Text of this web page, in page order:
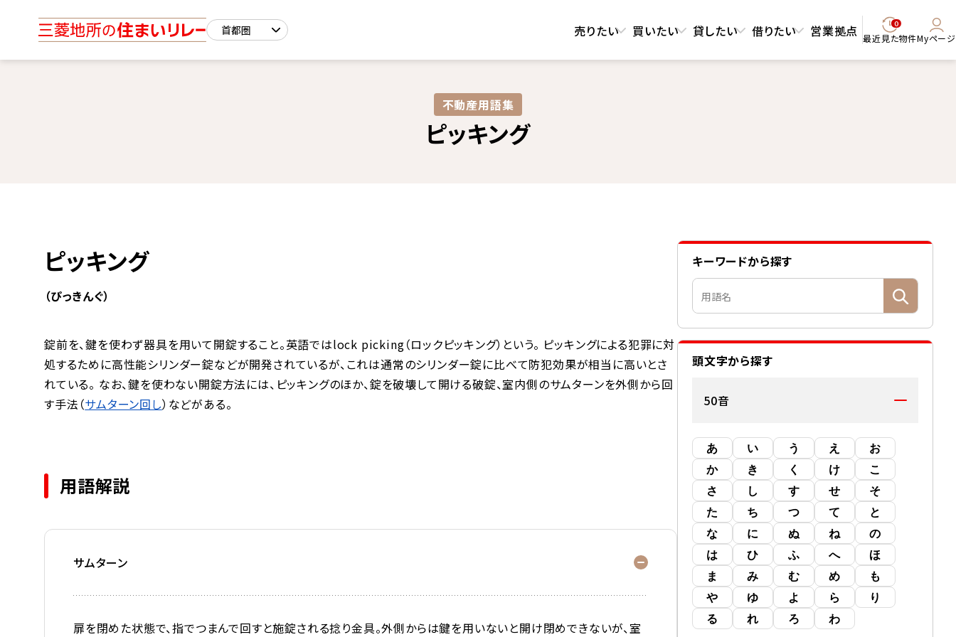
売りたい 買いたい 貸したい 借りたい 営業拠点 0
最近見た物件Myページ
不動産用語集​
ピッキング
キーワードから探す
頭文字から探す
50音
あ い う え
お
か
き く け
こ
さ
し す せ
そ
た
ち つ て
と
な
に ぬ ね
の
は
ひ ふ へ
ほ
ま
み む め
も
や
ゆ よ ら
り
る
れ ろ わ
ピッキング
（ぴっきんぐ）
錠前を、鍵を使わず器具を用いて開錠すること。英語ではlock picking（ロックピッキング）という。 ピッキングによる犯罪に対
処するために高性能シリンダー錠などが開発されているが、これは通常のシリンダー錠に比べて防犯効果が相当に高いとさ
れている。 なお、鍵を使わない開錠方法には、ピッキングのほか、錠を破壊して開ける破錠、室内側のサムターンを外側から回
す手法（サムターン回し）などがある。
用語解説
サムターン
扉を閉めた状態で、指でつまんで回すと施錠される捻り金具。外側からは鍵を用いないと開け閉めできないが、室